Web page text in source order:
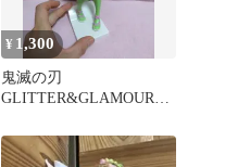
¥ 1,300
鬼滅の刃
GLITTER&GLAMOURS